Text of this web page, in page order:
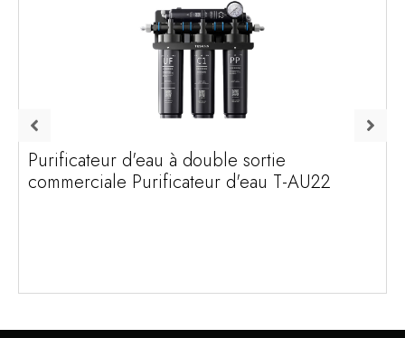
Purificateur d'eau à double sortie
commerciale Purificateur d'eau T-AU22